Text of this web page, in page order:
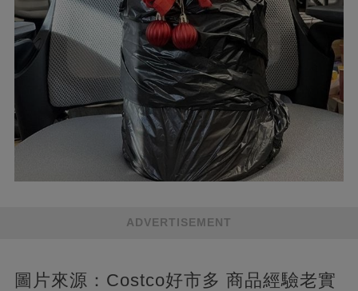
ADVERTISEMENT
圖片來源：Costco好市多 商品經驗老實